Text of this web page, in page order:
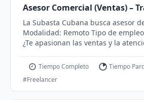
Asesor Comercial (Ventas) –
La Subasta Cubana busca asesor
Modalidad: Remoto Tipo de
¿Te apasionan las ventas y la
incorporarse a nuestro equipo de
Responsabilidades * Atender clientes interesados en
la compra de vehículos. * Brindar
todo el proceso de venta. * Dar
Tiempo Completo Tiempo
#Freelancer